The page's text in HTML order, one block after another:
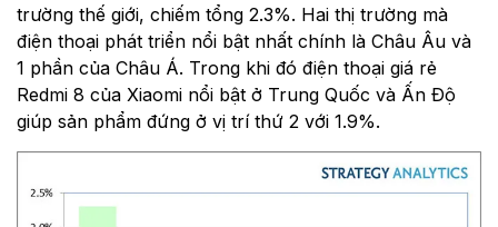
trường thế giới, chiếm tổng 2.3%. Hai thị trường mà
điện thoại phát triển nổi bật nhất chính là Châu Âu và
1 phần của Châu Á. Trong khi đó điện thoại giá rẻ
Redmi 8 của Xiaomi nổi bật ở Trung Quốc và Ấn Độ
giúp sản phẩm đứng ở vị trí thứ 2 với 1.9%.